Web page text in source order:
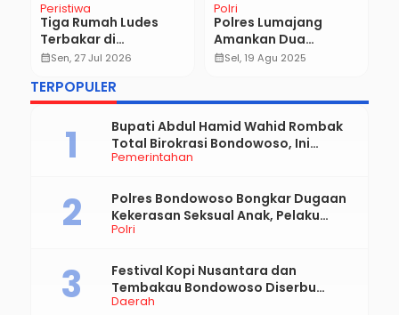
Peristiwa
Tiga Rumah Ludes
Terbakar di
Botolinggo, Kerugian
calendar_monthSen, 27 Jul 2026
Polri
Polres Lumajang
Amankan Dua
Tersangka Pencurian
calendar_monthSel, 19 Agu 2025
TERPOPULER
Pemerintahan
Bupati Abdul Hamid Wahid Rombak
Total Birokrasi Bondowoso, Ini
Daftar Pejabat Yang Resmi Dilantik
Polri
Polres Bondowoso Bongkar Dugaan
Kekerasan Seksual Anak, Pelaku
Diduga Ayah Kandung
Daerah
Festival Kopi Nusantara dan
Tembakau Bondowoso Diserbu
Pengunjung